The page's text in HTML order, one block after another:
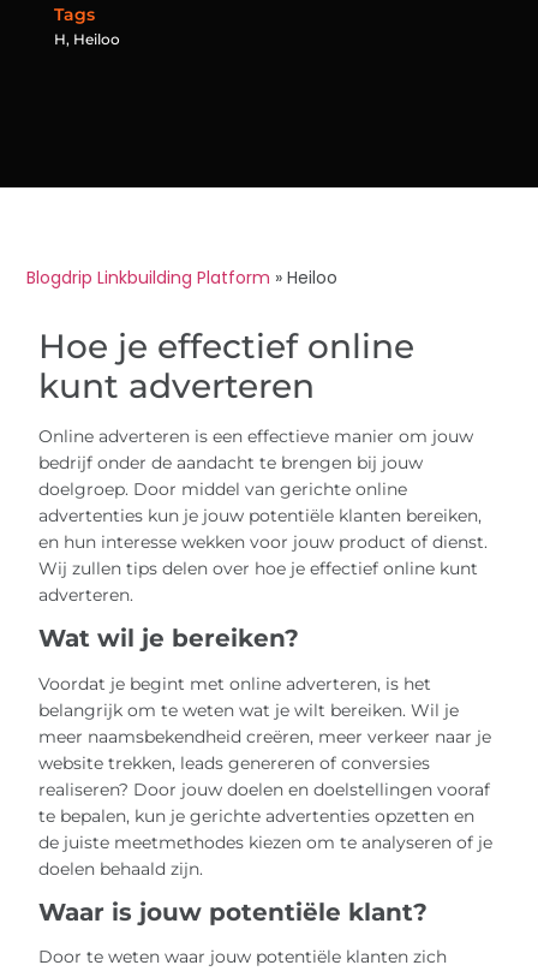
Tags
H, Heiloo
Blogdrip Linkbuilding Platform »Heiloo
Hoe je effectief online
kunt adverteren
Online adverteren is een effectieve manier om jouw
bedrijf onder de aandacht te brengen bij jouw
doelgroep. Door middel van gerichte online
advertenties kun je jouw potentiële klanten bereiken,
en hun interesse wekken voor jouw product of dienst.
Wij zullen tips delen over hoe je effectief online kunt
adverteren.
Wat wil je bereiken?
Voordat je begint met online adverteren, is het
belangrijk om te weten wat je wilt bereiken. Wil je
meer naamsbekendheid creëren, meer verkeer naar je
website trekken, leads genereren of conversies
realiseren? Door jouw doelen en doelstellingen vooraf
te bepalen, kun je gerichte advertenties opzetten en
de juiste meetmethodes kiezen om te analyseren of je
doelen behaald zijn.
Waar is jouw potentiële klant?
Door te weten waar jouw potentiële klanten zich